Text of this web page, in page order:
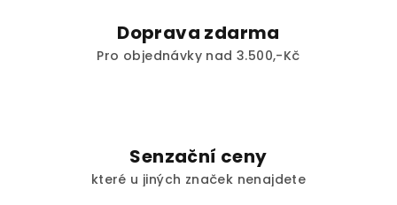
Doprava zdarma
Pro objednávky nad 3.500,-Kč
Senzační ceny
které u jiných značek nenajdete